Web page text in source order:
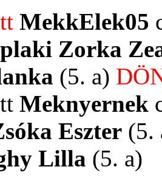
MekkElek05
Zorka
(5. a)
Meknyernek
Eszter (5.
Lilla (5. a)